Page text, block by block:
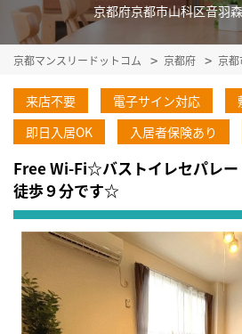
京都府京都市山科区音羽
京都マンスリードットコム 京都府 京都
来店不要 電子サイン対応
即日入居OK
入居者保険あり
Free Wi-Fi☆バストイレセパレ
徒歩９分です☆